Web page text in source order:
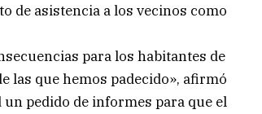
de asistencia a los vecinos como
para los habitantes de
las que hemos padecido», afirmó
pedido de informes para que el